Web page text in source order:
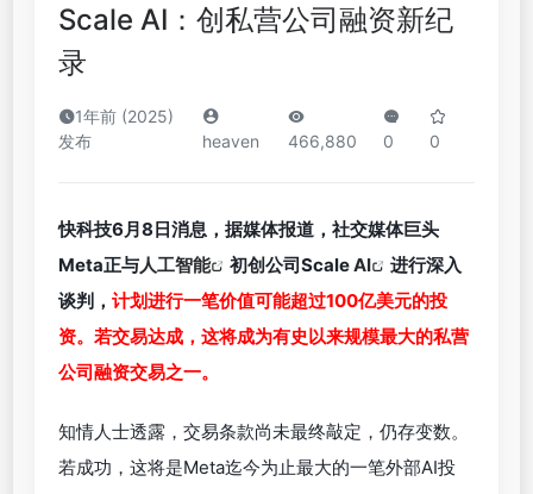
Scale AI：创私营公司融资新纪
录
1年前 (2025)
发布
heaven 466,880 0 0
快科技6月8日消息，据媒体报道，社交媒体巨头
Meta正与人工智能 初创公司ScaleAI
进行深入
谈判， 计划进行一笔价值可能超过100亿美元的投
资。若交易达成，这将成为有史以来规模最大的私营
公司融资交易之一。
知情人士透露，交易条款尚未最终敲定，仍存变数。
若成功，这将是Meta迄今为止最大的一笔外部AI投